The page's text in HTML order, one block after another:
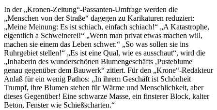
In der „Kronen-Zeitung“-Passanten-Umfrage werden die
„Menschen von der Straße“ dagegen zu Karikaturen reduziert:
„Meine Meinung: Es ist schiach, einfach schiach!“ „A Katastrophe,
eigentlich a Schweinerei!“ „Wenn man privat etwas machen will,
machen sie einem das Leben schwer.“ „So was sollen sie ins
Ruhrgebiet stellen!“ „Es ist eine Qual, wie es ausschaut“, wird die
„Inhaberin des wunderschönen Blumengeschäfts ,Pusteblume'
genau gegenüber dem Bauwerk“ zitiert. Für den „Krone“-Redakteur
Anlaß für ein wenig Pathos: „In ihrem Geschäft ist Schönheit
Trumpf, ihre Blumen stehen für Wärme und Menschlichkeit, aber
dieses Gegenüber! Eine schwarze Masse, ein finsterer Block, kalter
Beton, Fenster wie Schießscharten.“